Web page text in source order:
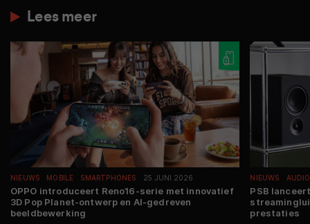
Lees meer
NIEUWS MOBILE SMARTPHONES 25 JUNI 2026
OPPO introduceert Reno16-serie met innovatief
3D Pop Planet-ontwerp en AI-gedreven
beeldbewerking
NIEUWS AUDIO
PSB
prestaties